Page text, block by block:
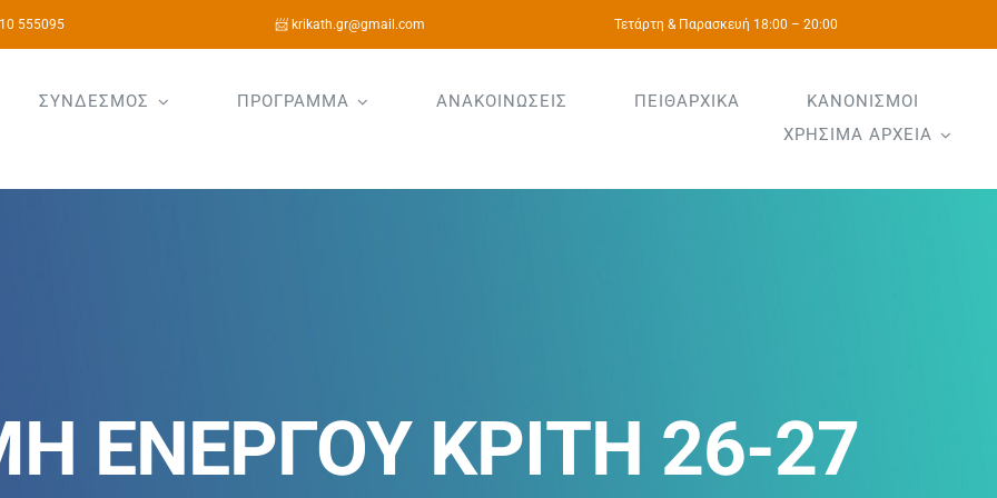
555095 📨 krikath.gr@gmail.com Τετάρτη & Παρασκευή 18:00 – 20:00
ΣΥΝΔΕΣΜΟΣ ΠΡΟΓΡΑΜΜΑ ΑΝΑΚΟΙΝΩΣΕΙΣ ΠΕΙΘΑΡΧΙΚΑ
ΚΑΝΟΝΙΣΜΟΙ
ΧΡΗΣΙΜΑ ΑΡΧΕΙΑ
ΕΝΕΡΓΟΥ ΚΡΙΤΗ 26-27